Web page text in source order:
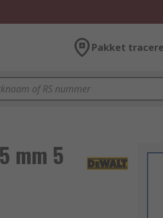
Pakket
mm 5